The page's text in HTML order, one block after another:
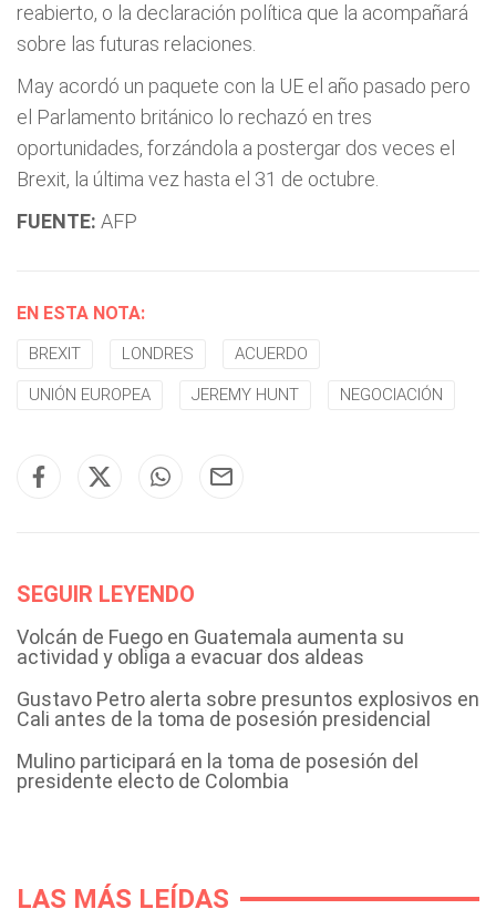
reabierto, o la declaración política que la acompañará
sobre las futuras relaciones.
May acordó un paquete con la UE el año pasado pero
el Parlamento británico lo rechazó en tres
oportunidades, forzándola a postergar dos veces el
Brexit, la última vez hasta el 31 de octubre.
FUENTE: AFP
EN ESTA NOTA:
BREXIT LONDRES ACUERDO
UNIÓN EUROPEA JEREMY HUNT NEGOCIACIÓN
SEGUIR LEYENDO
Volcán de Fuego en Guatemala aumenta su
actividad y obliga a evacuar dos aldeas
Gustavo Petro alerta sobre presuntos explosivos en
Cali antes de la toma de posesión presidencial
Mulino participará en la toma de posesión del
presidente electo de Colombia
LAS MÁS LEÍDAS